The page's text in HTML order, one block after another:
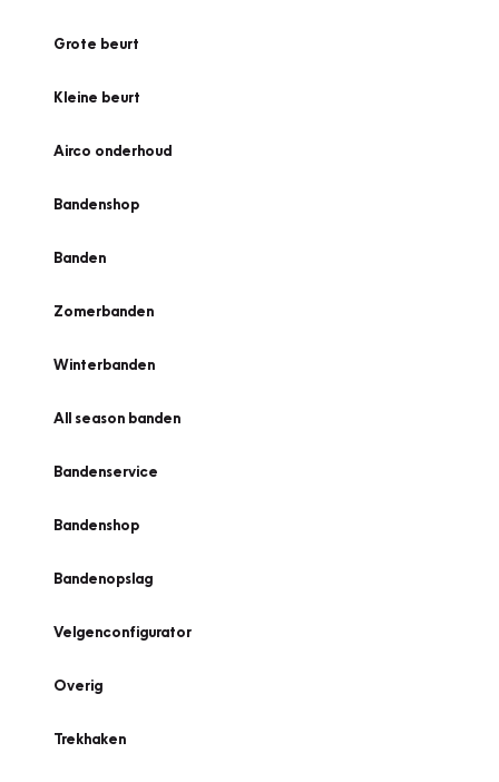
Grote beurt
Kleine beurt
Airco onderhoud
Bandenshop
Banden
Zomerbanden
Winterbanden
All season banden
Bandenservice
Bandenshop
Bandenopslag
Velgenconfigurator
Overig
Trekhaken